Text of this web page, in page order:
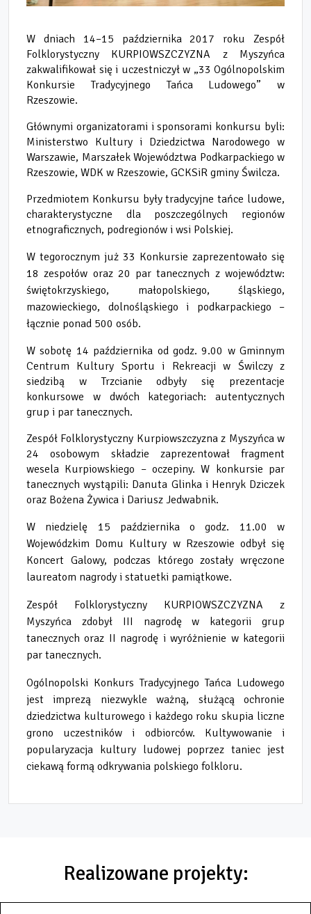
W dniach 14–15 października 2017 roku Zespół
Folklorystyczny KURPIOWSZCZYZNA z Myszyńca
zakwalifikował się i uczestniczył w „33 Ogólnopolskim
Konkursie Tradycyjnego Tańca Ludowego” w
Rzeszowie.
Głównymi organizatorami i sponsorami konkursu byli:
Ministerstwo Kultury i Dziedzictwa Narodowego w
Warszawie, Marszałek Województwa Podkarpackiego w
Rzeszowie, WDK w Rzeszowie, GCKSiR gminy Świlcza.
Przedmiotem Konkursu były tradycyjne tańce ludowe,
charakterystyczne dla poszczególnych regionów
etnograficznych, podregionów i wsi Polskiej.
W tegorocznym już 33 Konkursie zaprezentowało się
18 zespołów oraz 20 par tanecznych z województw:
świętokrzyskiego, małopolskiego, śląskiego,
mazowieckiego, dolnośląskiego i podkarpackiego –
łącznie ponad 500 osób.
W sobotę 14 października od godz. 9.00 w Gminnym
Centrum Kultury Sportu i Rekreacji w Świlczy z
siedzibą w Trzcianie odbyły się prezentacje
konkursowe w dwóch kategoriach: autentycznych
grup i par tanecznych.
Zespół Folklorystyczny Kurpiowszczyzna z Myszyńca w
24 osobowym składzie zaprezentował fragment
wesela Kurpiowskiego – oczepiny. W konkursie par
tanecznych wystąpili: Danuta Glinka i Henryk Dziczek
oraz Bożena Żywica i Dariusz Jedwabnik.
W niedzielę 15 października o godz. 11.00 w
Wojewódzkim Domu Kultury w Rzeszowie odbył się
Koncert Galowy, podczas którego zostały wręczone
laureatom nagrody i statuetki pamiątkowe.
Zespół Folklorystyczny KURPIOWSZCZYZNA z
Myszyńca zdobył III nagrodę w kategorii grup
tanecznych oraz II nagrodę i wyróżnienie w kategorii
par tanecznych.
Ogólnopolski Konkurs Tradycyjnego Tańca Ludowego
jest imprezą niezwykle ważną, służącą ochronie
dziedzictwa kulturowego i każdego roku skupia liczne
grono uczestników i odbiorców. Kultywowanie i
popularyzacja kultury ludowej poprzez taniec jest
ciekawą formą odkrywania polskiego folkloru.
Realizowane projekty: